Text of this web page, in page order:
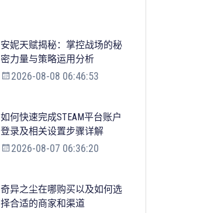
安妮天赋揭秘：掌控战场的秘
密力量与策略运用分析
2026-08-08 06:46:53
如何快速完成STEAM平台账户
登录及相关设置步骤详解
2026-08-07 06:36:20
奇异之尘在哪购买以及如何选
择合适的商家和渠道